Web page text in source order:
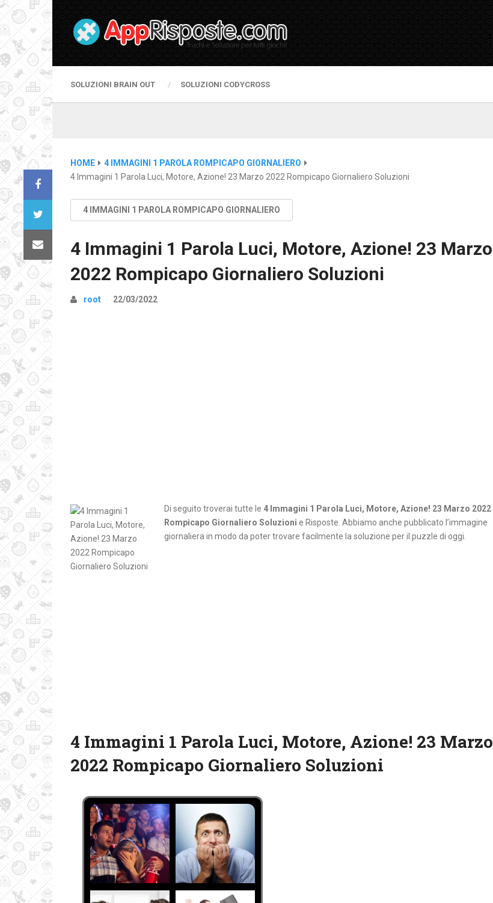
SOLUZIONI BRAIN OUT SOLUZIONI CODYCROSS
HOME
4 IMMAGINI 1 PAROLA ROMPICAPO GIORNALIERO
4 Immagini 1 Parola Luci, Motore, Azione! 23 Marzo 2022 Rompicapo Giornaliero Soluzioni
4 IMMAGINI 1 PAROLA ROMPICAPO GIORNALIERO
4 Immagini 1 Parola Luci, Motore, Azione! 23 Marzo
2022 Rompicapo Giornaliero Soluzioni
root 22/03/2022
Di seguito troverai tutte le 4 Immagini 1 Parola Luci, Motore, Azione! 23 Marzo 2022
Rompicapo Giornaliero Soluzioni e Risposte. Abbiamo anche pubblicato l’immagine
giornaliera in modo da poter trovare facilmente la soluzione per il puzzle di oggi.
4 Immagini 1 Parola Luci, Motore, Azione! 23 Marzo
2022 Rompicapo Giornaliero Soluzioni